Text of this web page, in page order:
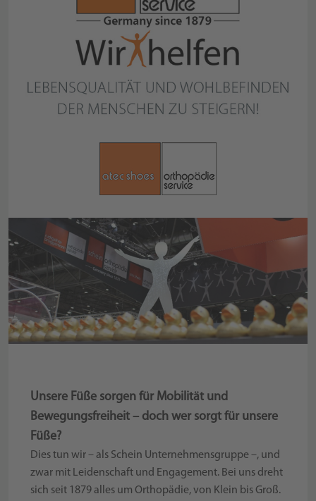
Unsere Füße sorgen für Mobilität und
Bewegungsfreiheit – doch wer sorgt für unsere
Füße?
Dies tun wir – als Schein Unternehmensgruppe –, und
zwar mit Leidenschaft und Engagement. Bei uns dreht
sich seit 1879 alles um Orthopädie, von Klein bis Groß.